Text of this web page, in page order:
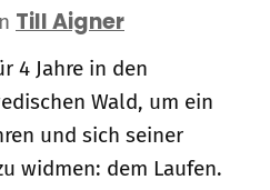
Till Aigner
4 Jahre in den
Wald, um ein
und sich seiner
widmen: dem Laufen.